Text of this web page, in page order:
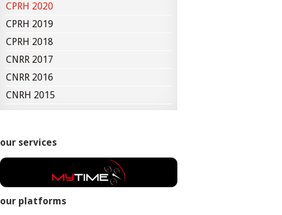
CPRH 2020
CPRH 2019
CPRH 2018
CNRR 2017
CNRR 2016
CNRH 2015
our services
our platforms